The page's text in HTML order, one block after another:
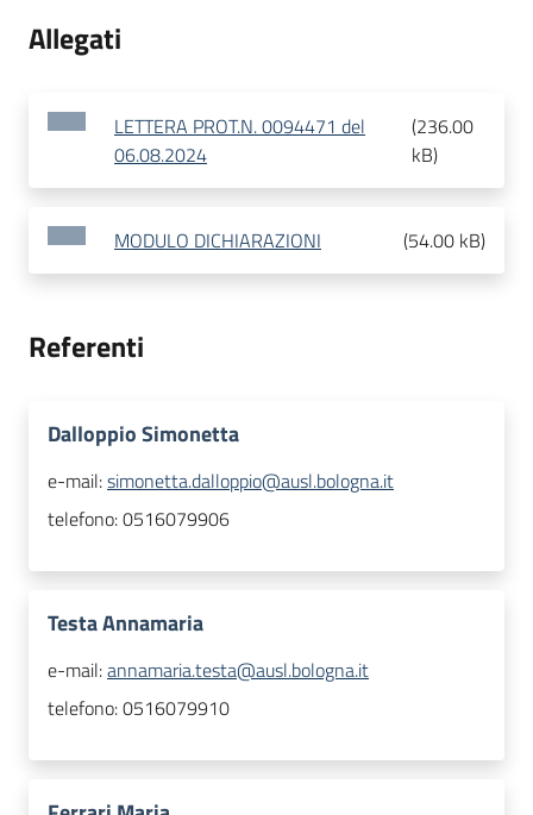
Allegati
LETTERA PROT.N. 0094471 del
06.08.2024
(236.00
kB)
MODULO DICHIARAZIONI (54.00 kB)
Referenti
Dalloppio Simonetta
e-mail:simonetta.dalloppio@ausl.bologna.it
telefono:0516079906
Testa Annamaria
e-mail:annamaria.testa@ausl.bologna.it
telefono:0516079910